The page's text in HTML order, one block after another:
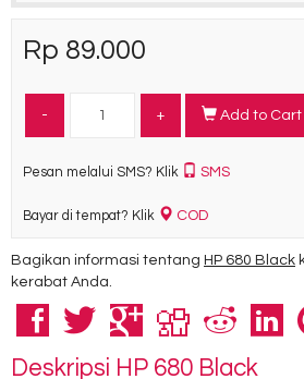
Rp 89.000
- + Add to Cart
Pesan melalui SMS? Klik SMS
Bayar di tempat? Klik COD
Bagikan informasi tentang HP 680 Black
kerabat Anda.
Deskripsi HP 680 Black